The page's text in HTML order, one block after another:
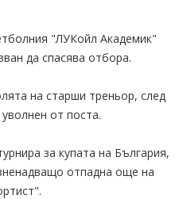
"ЛУКойл Академик"
да спасява отбора.
на старши треньор, след
от поста.
за купата на България,
отпадна още на